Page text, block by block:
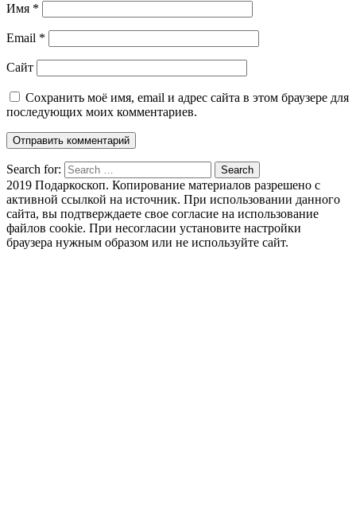
Имя *
Email *
Сайт
Сохранить моё имя, email и адрес сайта в этом браузере для
последующих моих комментариев.
Search for: Search
2019 Подаркоскоп. Копирование материалов разрешено с
активной ссылкой на источник. При использовании данного
сайта, вы подтверждаете свое согласие на использование
файлов cookie. При несогласии установите настройки
браузера нужным образом или не используйте сайт.